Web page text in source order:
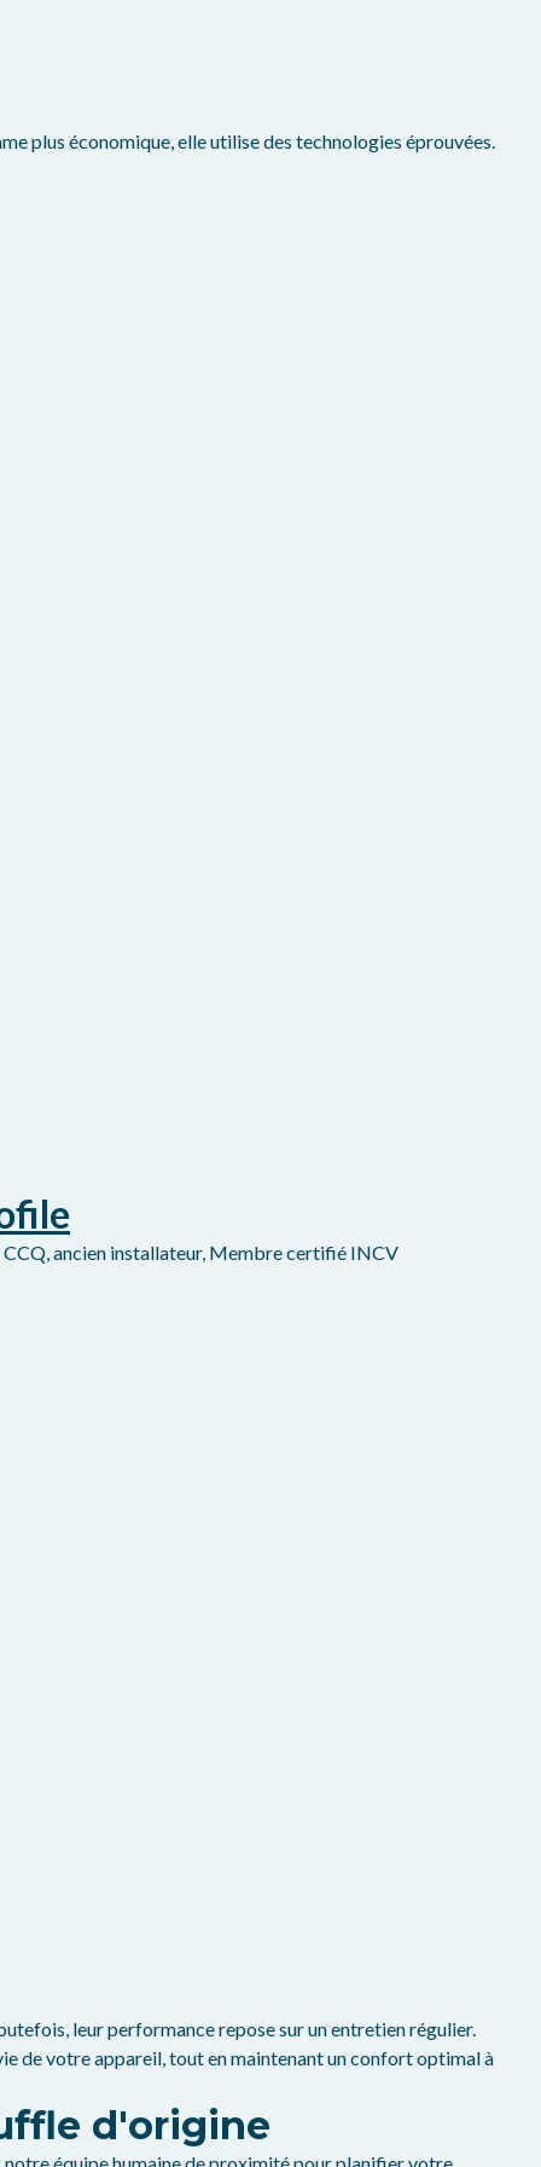
plus économique, elle utilise des technologies éprouvées.
CCQ, ancien installateur, Membre certifié INCV
leur performance repose sur un entretien régulier.
de votre appareil, tout en maintenant un confort optimal à
d'origine